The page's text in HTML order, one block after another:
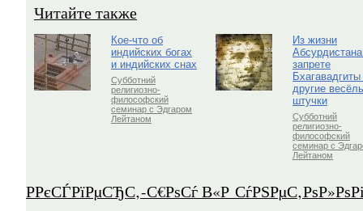
Читайте также
Кое-что об
индийских богах
и индийских снах
Субботний
религиозно-
философский
семинар с Эдгаром
Лейтаном
Из жизни
запрете
Бхагавадгиты
другие
штучки
Субботний
религиозно-
философский
семинар с
Лейтаном
Р­РєСЃРїРµСЂС‚-С€РѕСѓ В«Р